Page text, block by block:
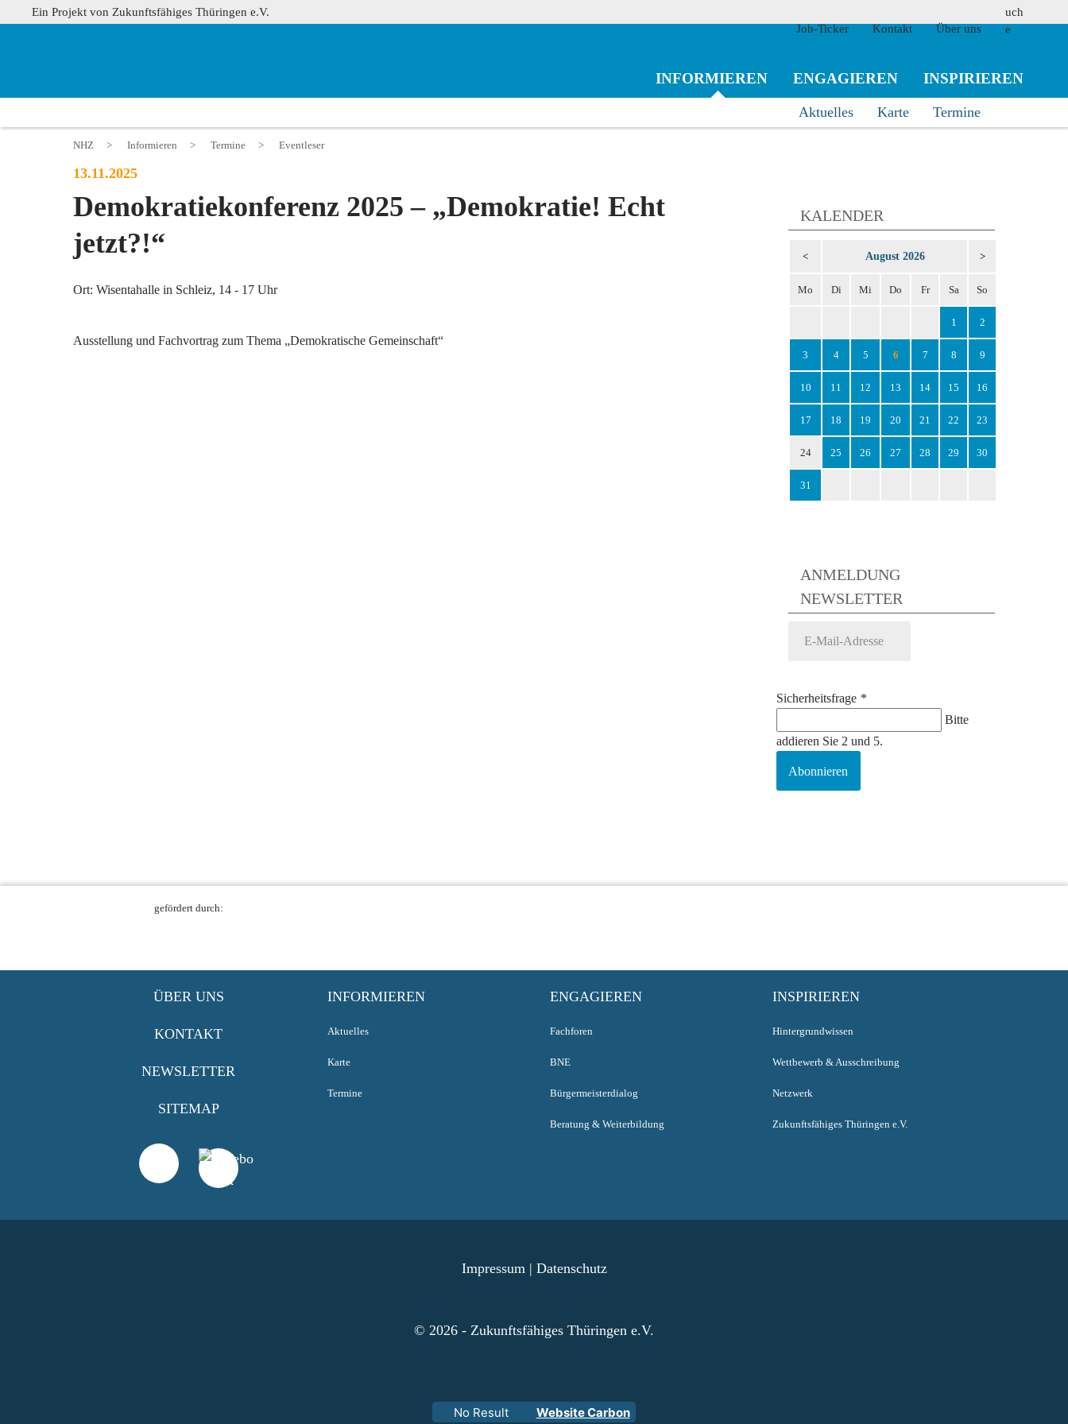
Ein Projekt von Zukunftsfähiges Thüringen e.V.
Job-Ticker
Kontakt Über uns
suchen
INFORMIEREN
Aktuelles Karte Termine
ENGAGIEREN INSPIRIEREN
NHZ > Informieren > Termine > Eventleser
13.11.2025
Demokratiekonferenz 2025 – „Demokratie! Echt
jetzt?!“
Ort: Wisentahalle in Schleiz, 14 - 17 Uhr
Ausstellung und Fachvortrag zum Thema „Demokratische Gemeinschaft“
KALENDER
< August 2026 >
Mo Di Mi Do Fr Sa So
1 2
3 4 5 6 7 8 9
10 11 12 13 14 15 16
17 18 19 20 21 22 23
24 25 26 27 28 29 30
31
ANMELDUNG
NEWSLETTER
Sicherheitsfrage *
Bitte
addieren Sie 2 und 5.
Abonnieren
gefördert durch:
ÜBER UNS
KONTAKT
NEWSLETTER
SITEMAP
INFORMIEREN
Aktuelles
Karte
Termine
ENGAGIEREN
Fachforen
BNE
Bürgermeisterdialog
Beratung & Weiterbildung
INSPIRIEREN
Hintergrundwissen
Wettbewerb & Ausschreibung
Netzwerk
Zukunftsfähiges Thüringen e.V.
Impressum| Datenschutz
© 2026 - Zukunftsfähiges Thüringen e.V.
No Result Website Carbon